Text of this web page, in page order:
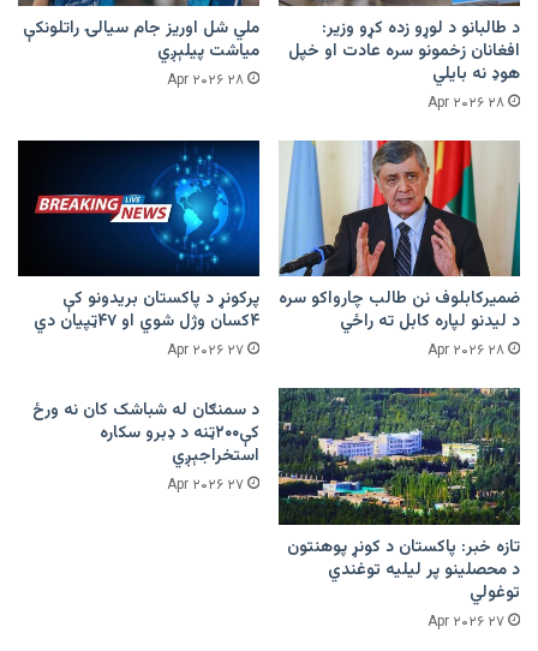
د طالبانو د لوړو زده کړو وزیر:
افغانان زخمونو سره عادت او خپل
هوډ نه بایلي
۲۸ Apr ۲۰۲۶
ملي شل اوریز جام سیالۍ راتلونکې
میاشت پیلېږي
۲۸ Apr ۲۰۲۶
ضمیرکابلوف نن طالب چارواکو سره
د لیدنو لپاره کابل ته راځي
۲۸ Apr ۲۰۲۶
پرکونړ د پاکستان بریدونو کې
۴کسان وژل شوي او ۴۷ټپیان دي
۲۷ Apr ۲۰۲۶
تازه خبر: پاکستان د کونړ پوهنتون
د محصلینو پر لیلیه توغندي
توغولي
۲۷ Apr ۲۰۲۶
د سمنګان له شباشک کان نه ورځ
کې۲۰۰ټنه د ډبرو سکاره
استخراجېږي
۲۷ Apr ۲۰۲۶